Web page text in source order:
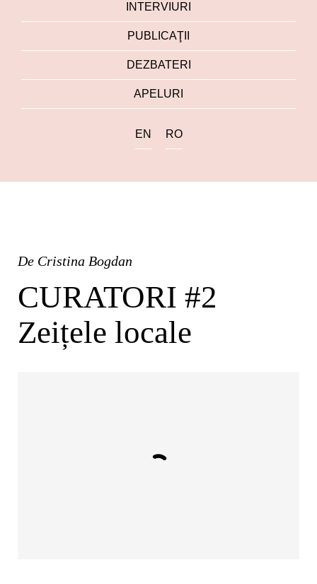
INTERVIURI
PUBLICAŢII
DEZBATERI
APELURI
EN RO
De Cristina Bogdan
CURATORI #2
Zeițele locale